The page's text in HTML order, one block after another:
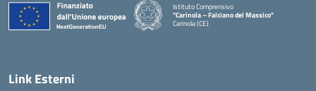
Istituto Comprensivo
"Carinola – Falciano del Massico"
Carinola (CE)
Link Esterni